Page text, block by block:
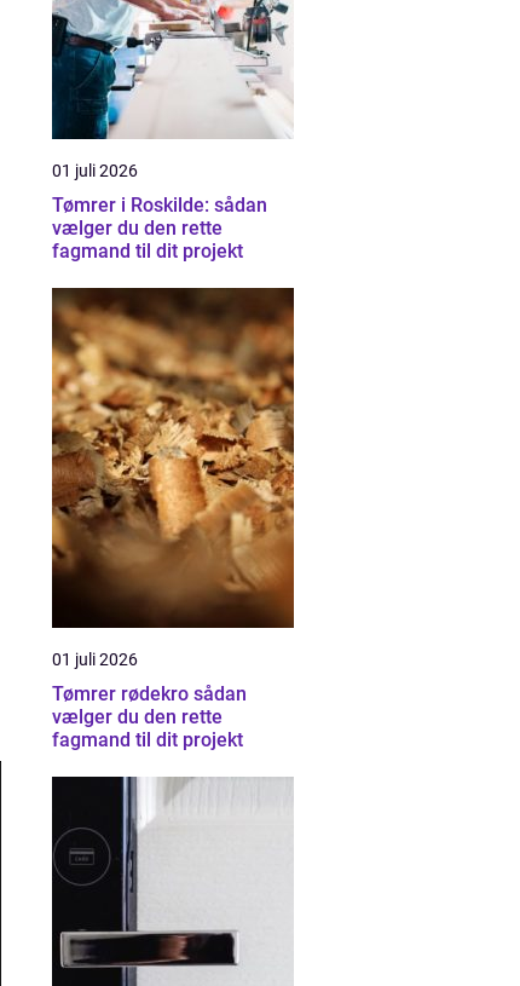
01 juli 2026
Tømrer i Roskilde: sådan
vælger du den rette
fagmand til dit projekt
01 juli 2026
Tømrer rødekro sådan
vælger du den rette
fagmand til dit projekt